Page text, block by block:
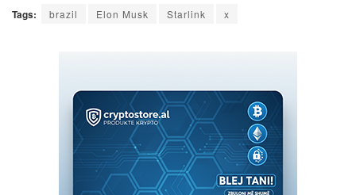
Tags: brazil Elon Musk Starlink x